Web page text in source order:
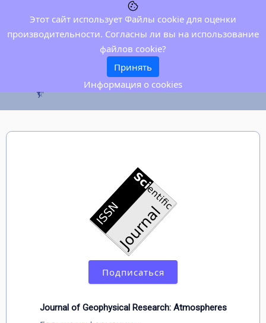
Подписаться
Journal of Geophysical Research: Atmospheres
Этот сайт использует Файлы cookie для оценки
производительности. Согласны ли вы на использование
файлов cookie?
Принять
Информация о cookies